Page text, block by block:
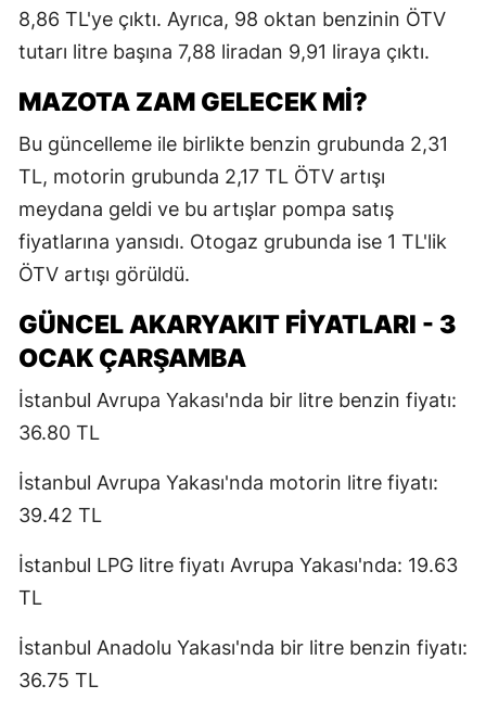
8,86 TL'ye çıktı. Ayrıca, 98 oktan benzinin ÖTV
tutarı litre başına 7,88 liradan 9,91 liraya çıktı.
MAZOTA ZAM GELECEK Mİ?
Bu güncelleme ile birlikte benzin grubunda 2,31
TL, motorin grubunda 2,17 TL ÖTV artışı
meydana geldi ve bu artışlar pompa satış
fiyatlarına yansıdı. Otogaz grubunda ise 1 TL'lik
ÖTV artışı görüldü.
GÜNCEL AKARYAKIT FİYATLARI - 3
OCAK ÇARŞAMBA
İstanbul Avrupa Yakası'nda bir litre benzin fiyatı:
36.80 TL
İstanbul Avrupa Yakası'nda motorin litre fiyatı:
39.42 TL
İstanbul LPG litre fiyatı Avrupa Yakası'nda: 19.63
TL
İstanbul Anadolu Yakası'nda bir litre benzin fiyatı:
36.75 TL